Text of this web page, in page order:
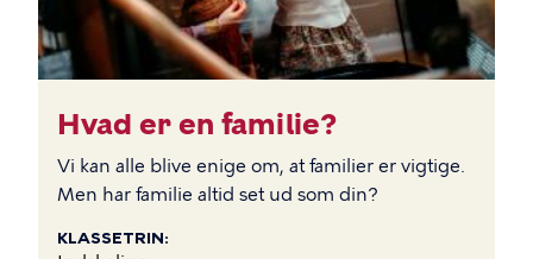
Hvad er en familie?
Vi kan alle blive enige om, at familier er vigtige.
Men har familie altid set ud som din?
KLASSETRIN